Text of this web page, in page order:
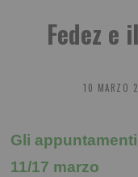
Fedez e
10 MARZO
Gli
11/17 marzo